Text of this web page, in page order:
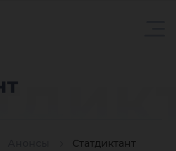
Статдиктант